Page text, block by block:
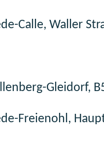
Waller
Gleidorf,